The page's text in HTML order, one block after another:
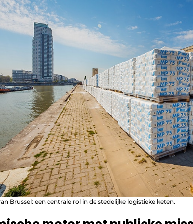
Brussel: een centrale rol in de stedelijke logistieke keten.